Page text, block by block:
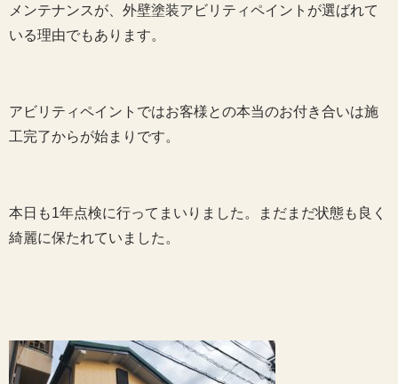
メンテナンスが、外壁塗装アビリティペイントが選ばれて
いる理由でもあります。
アビリティペイントではお客様との本当のお付き合いは施
工完了からが始まりです。
本日も1年点検に行ってまいりました。まだまだ状態も良く
綺麗に保たれていました。